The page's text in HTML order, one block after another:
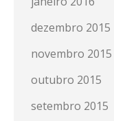
dezembro 2015
novembro 2015
outubro 2015
setembro 2015